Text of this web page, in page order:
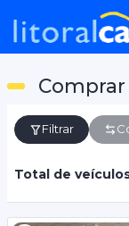
Filtrar
Total de